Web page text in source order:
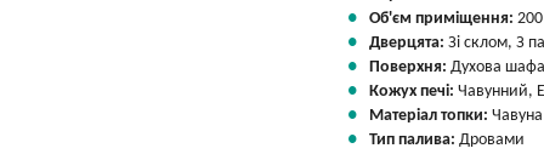
Об'єм приміщення:
Дверцята: Зі склом, З
Поверхня: Духова шафа
Кожух печі: Чавунний,
Матеріал топки: Чавуна
Тип палива: Дровами